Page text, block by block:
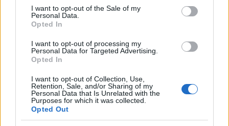
consent section.
I want to opt-out of the Sale of my
Personal Data.
Opted In
I want to opt-out of processing my
Personal Data for Targeted Advertising.
Opted In
I want to opt-out of Collection, Use,
Retention, Sale, and/or Sharing of my
Personal Data that Is Unrelated with the
Purposes for which it was collected.
Opted Out
Egy éjszaka alatt hatvanezer dollárt
vesztett kártyán a soul császárnője
amerikai énekesnő, a „soulzene császárnője”.
ZENE